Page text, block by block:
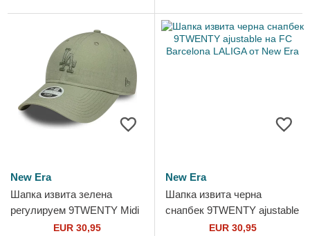
New Era
Шапка извита зелена
регулируем 9TWENTY Midi
Linen на Los Angeles
EUR 30,95
New Era
Шапка извита черна
снапбек 9TWENTY ajustable
на FC Barcelona LALIGA от
EUR 30,95